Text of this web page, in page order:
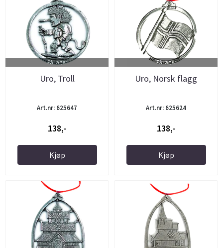
På lager
Uro, Troll
Art.nr: 625647
138,-
Kjøp
På lager
Uro, Norsk flagg
Art.nr: 625624
138,-
Kjøp